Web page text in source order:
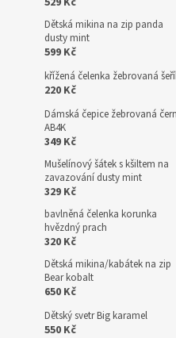
Dětská mikina na zip panda
dusty mint
599 Kč
křížená čelenka žebrovaná
220 Kč
Dámská čepice žebrovaná
AB4K
349 Kč
Mušelínový šátek s kšiltem na
zavazování dusty mint
329 Kč
bavlněná čelenka korunka
hvězdný prach
320 Kč
Dětská mikina/kabátek na zip
Bear kobalt
650 Kč
Dětský svetr Big karamel
550 Kč